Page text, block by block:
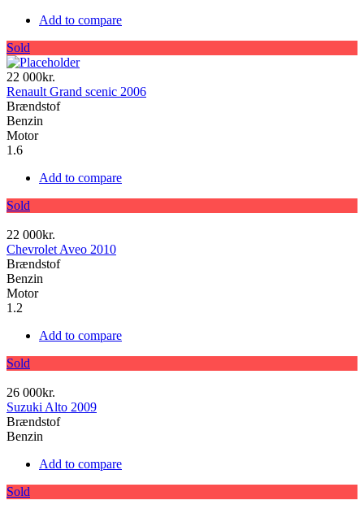
Add to compare
Sold
22 000kr.
Renault Grand scenic 2006
Brændstof
Benzin
Motor
1.6
Add to compare
Sold
22 000kr.
Chevrolet Aveo 2010
Brændstof
Benzin
Motor
1.2
Add to compare
Sold
26 000kr.
Suzuki Alto 2009
Brændstof
Benzin
Add to compare
Sold